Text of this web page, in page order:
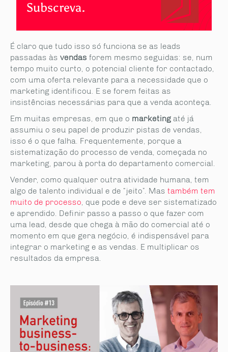
Subscreva.
É claro que tudo isso só funciona se as leads
passadas às vendas forem mesmo seguidas: se, num
tempo muito curto, o potencial cliente for contactado,
com uma oferta relevante para a necessidade que o
marketing identificou. E se forem feitas as
insistências necessárias para que a venda aconteça.
Em muitas empresas, em que o marketing até já
assumiu o seu papel de produzir pistas de vendas,
isso é o que falha. Frequentemente, porque a
sistematização do processo de venda, começada no
marketing, parou à porta do departamento comercial.
Vender, como qualquer outra atividade humana, tem
algo de talento individual e de “jeito”. Mas também tem
muito de processo, que pode e deve ser sistematizado
e aprendido. Definir passo a passo o que fazer com
uma lead, desde que chega à mão do comercial até o
momento em que gera negócio, é indispensável para
integrar o marketing e as vendas. E multiplicar os
resultados da empresa.